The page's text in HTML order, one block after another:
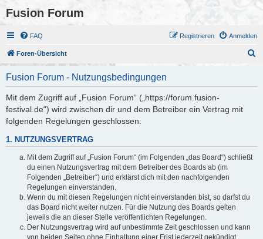
Fusion Forum
FAQ Anmelden
Registrieren
Foren-Übersicht
Fusion Forum - Nutzungsbedingungen
Mit dem Zugriff auf „Fusion Forum“ („https://forum.fusion-
festival.de“) wird zwischen dir und dem Betreiber ein Vertrag mit
folgenden Regelungen geschlossen:
1. NUTZUNGSVERTRAG
Mit dem Zugriff auf „Fusion Forum“ (im Folgenden „das Board“) schließt
du einen Nutzungsvertrag mit dem Betreiber des Boards ab (im
Folgenden „Betreiber“) und erklärst dich mit den nachfolgenden
Regelungen einverstanden.
Wenn du mit diesen Regelungen nicht einverstanden bist, so darfst du
das Board nicht weiter nutzen. Für die Nutzung des Boards gelten
jeweils die an dieser Stelle veröffentlichten Regelungen.
Der Nutzungsvertrag wird auf unbestimmte Zeit geschlossen und kann
von beiden Seiten ohne Einhaltung einer Frist jederzeit gekündigt